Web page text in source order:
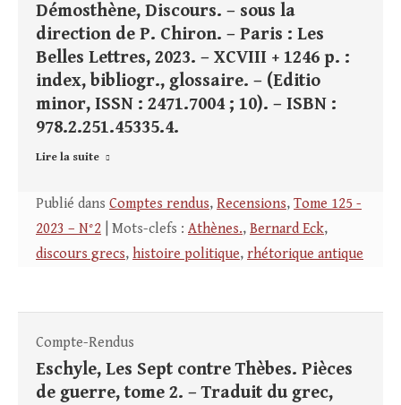
Démosthène, Discours. – sous la
direction de P. Chiron. – Paris : Les
Belles Lettres, 2023. – XCVIII + 1246 p. :
index, bibliogr., glossaire. – (Editio
minor, ISSN : 2471.7004 ; 10). – ISBN :
978.2.251.45335.4.
Lire la suite
Publié dans Comptes rendus, Recensions, Tome 125 -
2023 – N°2 | Mots-clefs : Athènes., Bernard Eck,
discours grecs, histoire politique, rhétorique antique
Compte-Rendus
Eschyle, Les Sept contre Thèbes. Pièces
de guerre, tome 2. – Traduit du grec,